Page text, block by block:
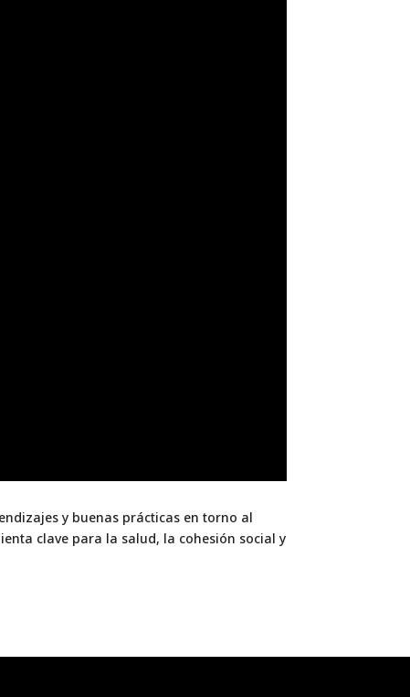
y buenas prácticas en torno al
clave para la salud, la cohesión social y